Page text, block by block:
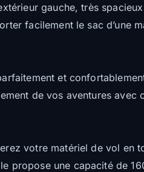
gauche, très
facilement le sac d’une
et
de vos aventures
votre matériel de vol en
propose une capacité de